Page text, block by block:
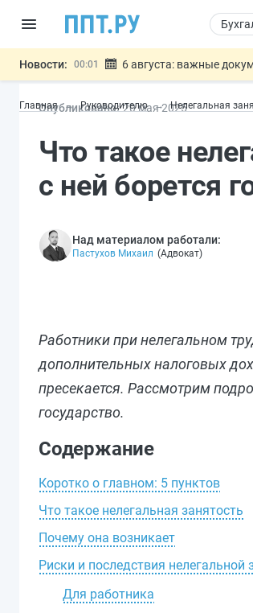
Новости: 00:01 6 августа: важные
05.08 Мигрантам с судимостью
05.08
Важно Подписан закон
Главная Руководителю Нелегальная
Опубликовано: 20 мая 2025
Что такое
с ней борется
Над материалом работали:
Пастухов Михаил (Адвокат)
Работники при нелегальном
дополнительных налоговых
пресекается. Рассмотрим
государство.
Содержание
Коротко о главном: 5 пунктов
Что такое нелегальная занятость
Почему она возникает
Риски и последствия нелегальной
Для работника